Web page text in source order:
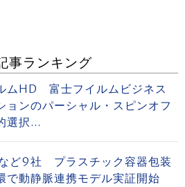
事ランキング
ムHD 富士フイルムビジネス
ョンのパーシャル・スピンオフ
選択...
ど9社 プラスチック容器包装
で動静脈連携モデル実証開始